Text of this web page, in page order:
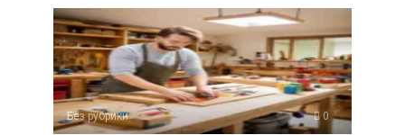
Без рубрики 0